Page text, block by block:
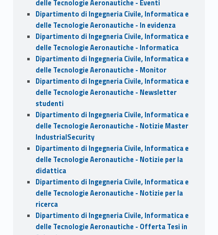
delle Tecnologie Aeronautiche - Eventi
Dipartimento di Ingegneria Civile, Informatica e
delle Tecnologie Aeronautiche - In evidenza
Dipartimento di Ingegneria Civile, Informatica e
delle Tecnologie Aeronautiche - Informatica
Dipartimento di Ingegneria Civile, Informatica e
delle Tecnologie Aeronautiche - Monitor
Dipartimento di Ingegneria Civile, Informatica e
delle Tecnologie Aeronautiche - Newsletter
studenti
Dipartimento di Ingegneria Civile, Informatica e
delle Tecnologie Aeronautiche - Notizie Master
IndustrialSecurity
Dipartimento di Ingegneria Civile, Informatica e
delle Tecnologie Aeronautiche - Notizie per la
didattica
Dipartimento di Ingegneria Civile, Informatica e
delle Tecnologie Aeronautiche - Notizie per la
ricerca
Dipartimento di Ingegneria Civile, Informatica e
delle Tecnologie Aeronautiche - Offerta Tesi in